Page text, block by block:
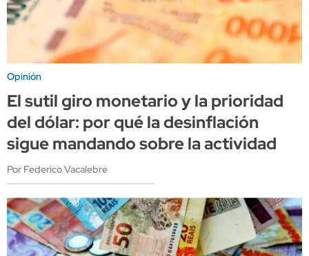
Opinión
El sutil giro monetario y la prioridad
del dólar: por qué la desinflación
sigue mandando sobre la actividad
Por Federico Vacalebre